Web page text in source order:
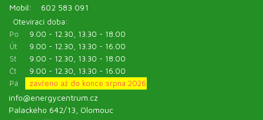
Mobil:
602 583 091
Otevírací doba:
Po
9.00 - 12.30, 13.30 - 18.00
Út
9.00 - 12.30, 13.30 - 16.00
St
9.00 - 12.30, 13.30 - 18.00
Čt
9.00 - 12.30, 13.30 - 16.00
Pá
zavřeno až do konce srpna 2026
info@energycentrum.cz
Palackého 642/13, Olomouc